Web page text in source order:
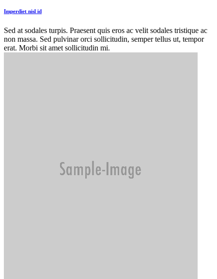
Imperdiet nisl id
Sed at sodales turpis. Praesent quis eros ac velit sodales tristique ac
non massa. Sed pulvinar orci sollicitudin, semper tellus ut, tempor
erat. Morbi sit amet sollicitudin mi.